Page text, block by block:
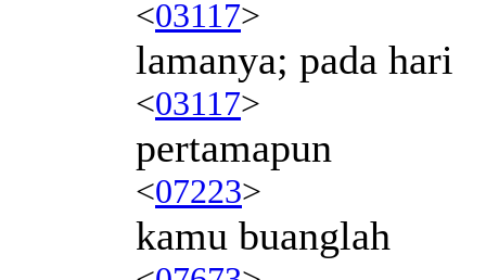
<03117>
lamanya; pada hari
<03117>
pertamapun
<07223>
kamu buanglah